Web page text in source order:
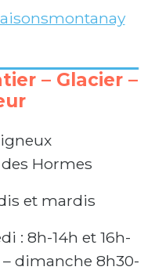
– Glacier –
Hormes
et mardis
: 8h-14h et 16h-
– dimanche 8h30-